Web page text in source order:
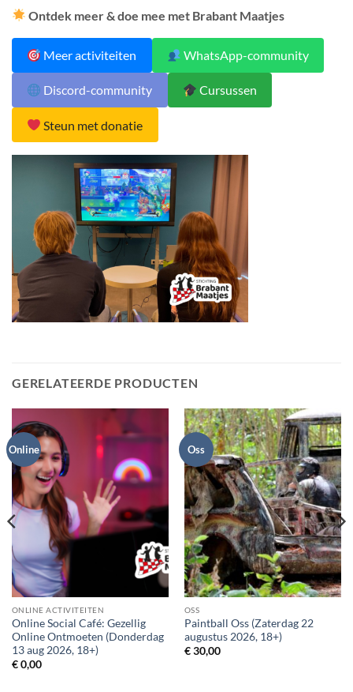
Ontdek meer & doe mee met Brabant Maatjes
Meer activiteiten WhatsApp-community
Discord-community Cursussen
Steun met donatie
GERELATEERDE PRODUCTEN
Online
ONLINE ACTIVITEITEN
Online Social Café: Gezellig
Online Ontmoeten (Donderdag
13 aug 2026, 18+)
€0,00
Oss
OSS
Paintball Oss (Zaterdag 22
augustus 2026, 18+)
€30,00